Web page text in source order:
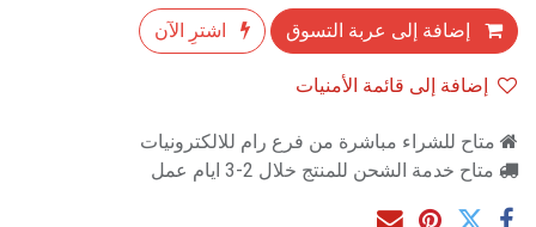
إضافة إلى عربة التسوق
اشترِ الآن
إضافة إلى قائمة الأمنيات
متاح للشراء مباشرة من فرع رام للالكترونيات
متاح خدمة الشحن للمنتج خلال 2-3 ايام عمل